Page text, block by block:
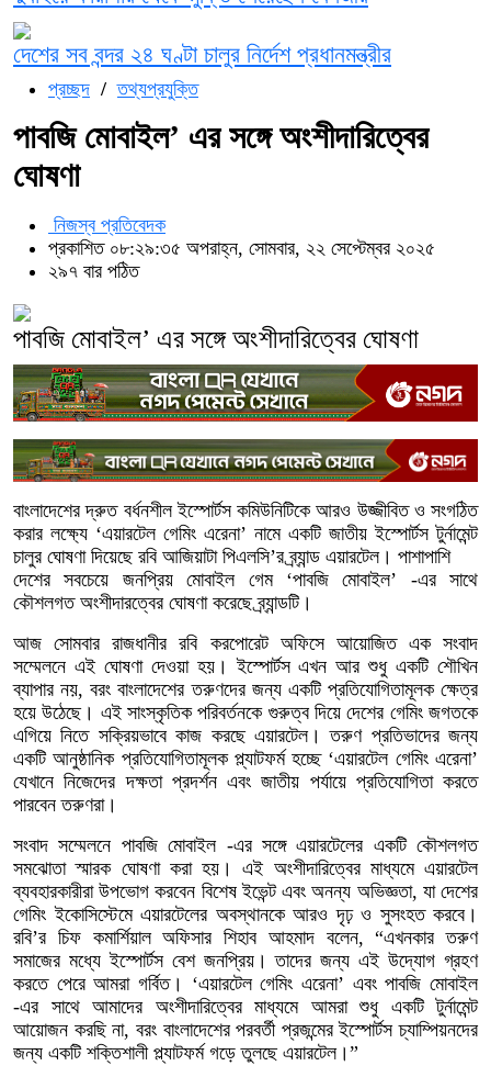
প্রচ্ছদ /তথ্যপ্রযুক্তি
পাবজি মোবাইল’ এর সঙ্গে অংশীদারিত্বের
ঘোষণা
নিজস্ব প্রতিবেদক
প্রকাশিত ০৮:২৯:৩৫ অপরাহ্ন, সোমবার, ২২ সেপ্টেম্বর ২০২৫
২৯৭ বার পঠিত
পাবজি মোবাইল’ এর সঙ্গে অংশীদারিত্বের ঘোষণা
বাংলাদেশের দ্রুত বর্ধনশীল ইস্পোর্টস কমিউনিটিকে আরও উজ্জীবিত ও সংগঠিত
করার লক্ষ্যে ‘এয়ারটেল গেমিং এরেনা’ নামে একটি জাতীয় ইস্পোর্টস টুর্নামেন্ট
চালুর ঘোষণা দিয়েছে রবি আজিয়াটা পিএলসি’র ব্র্যান্ড এয়ারটেল। পাশাপাশি
দেশের সবচেয়ে জনপ্রিয় মোবাইল গেম ‘পাবজি মোবাইল’ -এর সাথে
কৌশলগত অংশীদারত্বের ঘোষণা করেছে ব্র্যান্ডটি।
আজ সোমবার রাজধানীর রবি করপোরেট অফিসে আয়োজিত এক সংবাদ
সম্মেলনে এই ঘোষণা দেওয়া হয়। ইস্পোর্টস এখন আর শুধু একটি শৌখিন
ব্যাপার নয়, বরং বাংলাদেশের তরুণদের জন্য একটি প্রতিযোগিতামূলক ক্ষেত্র
হয়ে উঠেছে। এই সাংস্কৃতিক পরিবর্তনকে গুরুত্ব দিয়ে দেশের গেমিং জগতকে
এগিয়ে নিতে সক্রিয়ভাবে কাজ করছে এয়ারটেল। তরুণ প্রতিভাদের জন্য
একটি আনুষ্ঠানিক প্রতিযোগিতামূলক প্ল্যাটফর্ম হচ্ছে ‘এয়ারটেল গেমিং এরেনা’
যেখানে নিজেদের দক্ষতা প্রদর্শন এবং জাতীয় পর্যায়ে প্রতিযোগিতা করতে
পারবেন তরুণরা।
সংবাদ সম্মেলনে পাবজি মোবাইল -এর সঙ্গে এয়ারটেলের একটি কৌশলগত
সমঝোতা স্মারক ঘোষণা করা হয়। এই অংশীদারিত্বের মাধ্যমে এয়ারটেল
ব্যবহারকারীরা উপভোগ করবেন বিশেষ ইভেন্ট এবং অনন্য অভিজ্ঞতা, যা দেশের
গেমিং ইকোসিস্টেমে এয়ারটেলের অবস্থানকে আরও দৃঢ় ও সুসংহত করবে।
রবি’র চিফ কমার্শিয়াল অফিসার শিহাব আহমাদ বলেন, “এখনকার তরুণ
সমাজের মধ্যে ইস্পোর্টস বেশ জনপ্রিয়। তাদের জন্য এই উদ্যোগ গ্রহণ
করতে পেরে আমরা গর্বিত। ‘এয়ারটেল গেমিং এরেনা’ এবং পাবজি মোবাইল
-এর সাথে আমাদের অংশীদারিত্বের মাধ্যমে আমরা শুধু একটি টুর্নামেন্ট
আয়োজন করছি না, বরং বাংলাদেশের পরবর্তী প্রজন্মের ইস্পোর্টস চ্যাম্পিয়নদের
জন্য একটি শক্তিশালী প্ল্যাটফর্ম গড়ে তুলছে এয়ারটেল।”
দেশের সব বন্দর ২৪ ঘণ্টা চালুর নির্দেশ প্রধানমন্ত্রীর